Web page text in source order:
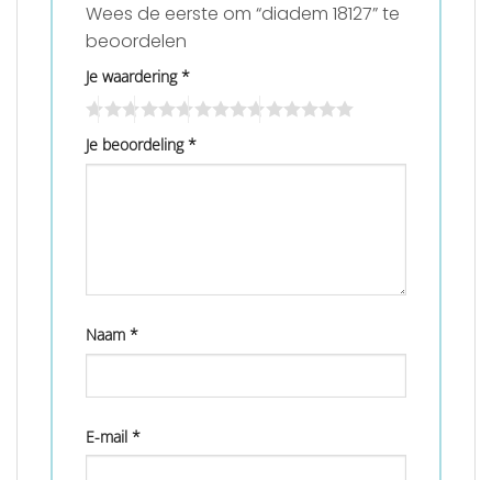
Wees de eerste om “diadem 18127” te
beoordelen
Je waardering*
Je beoordeling*
Naam *
E-mail *